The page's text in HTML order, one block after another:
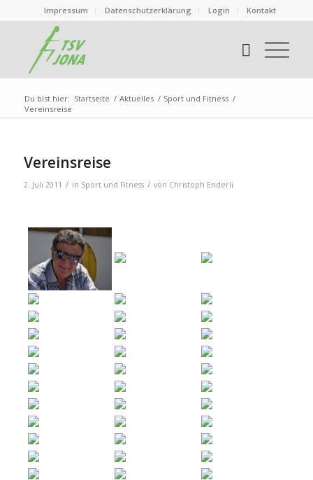
Impressum Datenschutzerklärung Login Kontakt
Du bist hier: Startseite / Aktuelles / Sport und Fitness /
Vereinsreise
Vereinsreise
2. Juli 2011 / in Sport und Fitness / von Christoph Enderli